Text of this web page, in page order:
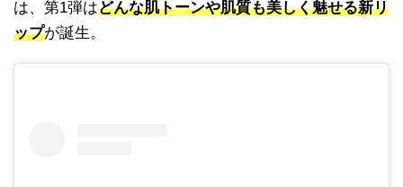
は、第1弾はどんな肌トーンや肌質も美しく魅せる新リ
ップが誕生。